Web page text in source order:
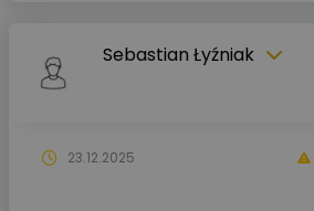
Sebastian Łyźniak
23.12.2025